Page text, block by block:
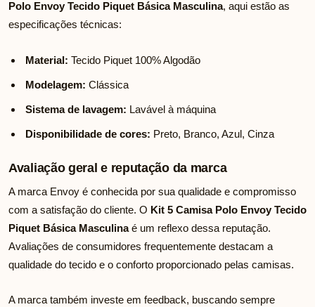
Polo Envoy Tecido Piquet Básica Masculina, aqui estão as
especificações técnicas:
Material: Tecido Piquet 100% Algodão
Modelagem: Clássica
Sistema de lavagem: Lavável à máquina
Disponibilidade de cores: Preto, Branco, Azul, Cinza
Avaliação geral e reputação da marca
A marca Envoy é conhecida por sua qualidade e compromisso
com a satisfação do cliente. O Kit 5 Camisa Polo Envoy Tecido
Piquet Básica Masculinaé um reflexo dessa reputação.
Avaliações de consumidores frequentemente destacam a
qualidade do tecido e o conforto proporcionado pelas camisas.
A marca também investe em feedback, buscando sempre